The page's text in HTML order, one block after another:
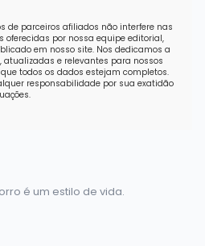
de parceiros afiliados não interfere nas
oferecidas por nossa equipe editorial,
em nosso site. Nos dedicamos a
atualizadas e relevantes para nossos
todos os dados estejam completos.
responsabilidade por sua exatidão
é um estilo de vida.